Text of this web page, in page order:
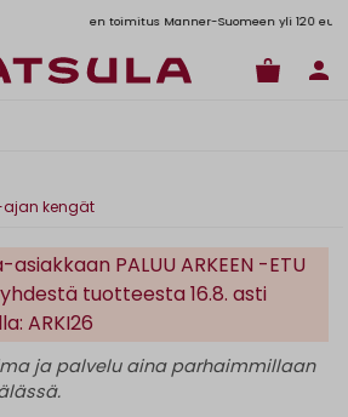
alk. 6,90€toimitus Manner-Suomeen yli 120 euron tilauksiin
kengät
asiakkaan PALUU ARKEEN -ETU
tuotteesta 16.8. asti
ARKI26
ja palvelu aina parhaimmillaan